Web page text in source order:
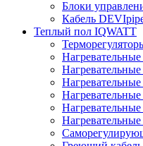
Блоки
Кабель
Теплый пол IQWATT